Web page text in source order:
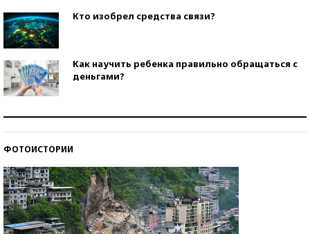
Кто изобрел средства связи?
Как научить ребенка правильно обращаться с
деньгами?
ФОТОИСТОРИИ